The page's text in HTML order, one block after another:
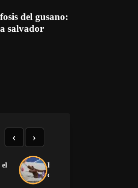
el
El medallero que el castrismo
quiere esconder
‹ ›